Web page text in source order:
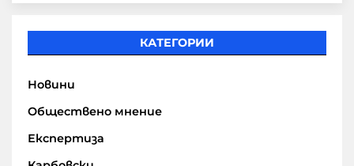
КАТЕГОРИИ
Новини
Обществено мнение
Експертиза